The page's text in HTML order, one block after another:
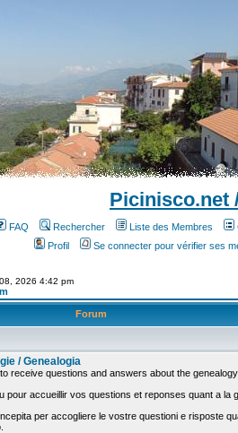
Picinisco.net
FAQ Rechercher Liste des Membres
Profil
Se connecter pour vérifier ses
2026 4:42 pm
Forum
/ Genealogia
receive questions and answers about the
pour accueillir vos questions et reponses quant a la
per accogliere le vostre questioni e risposte